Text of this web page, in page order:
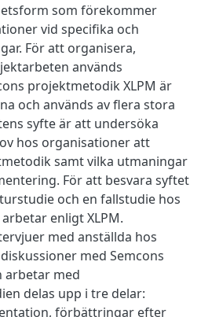
som förekommer
vid specifika och
För att organisera,
används
projektmetodik XLPM är
och används av flera stora
syfte är att undersöka
hos organisationer att
samt vilka utmaningar
För att besvara syftet
och en fallstudie hos
enligt XLPM.
med anställda hos
med Semcons
arbetar med
delas upp i tre delar:
förbättringar efter